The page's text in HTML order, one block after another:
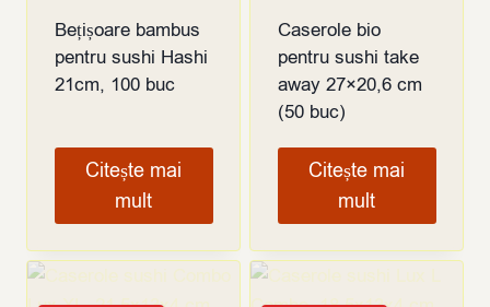
Bețișoare bambus
pentru sushi Hashi
21cm, 100 buc
Citește mai
mult
Caserole bio
pentru sushi take
away 27×20,6 cm
(50 buc)
Citește mai
mult